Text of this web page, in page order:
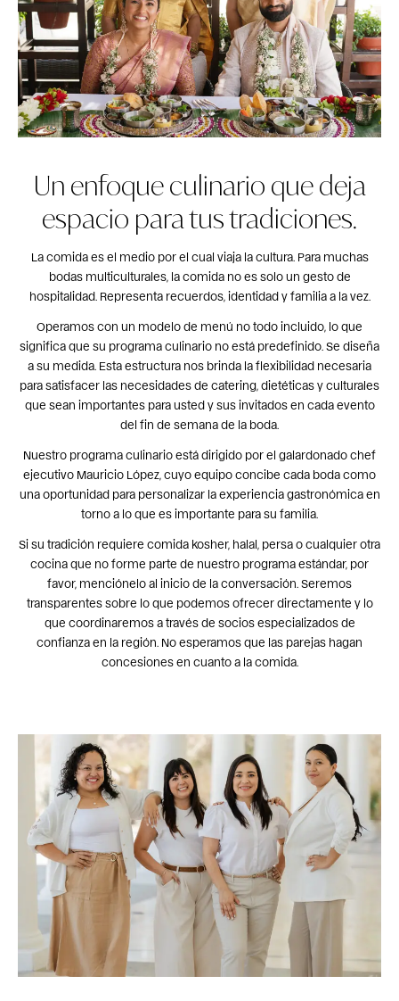
Un enfoque culinario que deja
espacio para tus tradiciones.
La comida es el medio por el cual viaja la cultura. Para muchas
bodas multiculturales, la comida no es solo un gesto de
hospitalidad. Representa recuerdos, identidad y familia a la vez.
Operamos con un modelo de menú no todo incluido, lo que
significa que su programa culinario no está predefinido. Se diseña
a su medida. Esta estructura nos brinda la flexibilidad necesaria
para satisfacer las necesidades de catering, dietéticas y culturales
que sean importantes para usted y sus invitados en cada evento
del fin de semana de la boda.
Nuestro programa culinario está dirigido por el galardonado chef
ejecutivo Mauricio López, cuyo equipo concibe cada boda como
una oportunidad para personalizar la experiencia gastronómica en
torno a lo que es importante para su familia.
Si su tradición requiere comida kosher, halal, persa o cualquier otra
cocina que no forme parte de nuestro programa estándar, por
favor, menciónelo al inicio de la conversación. Seremos
transparentes sobre lo que podemos ofrecer directamente y lo
que coordinaremos a través de socios especializados de
confianza en la región. No esperamos que las parejas hagan
concesiones en cuanto a la comida.